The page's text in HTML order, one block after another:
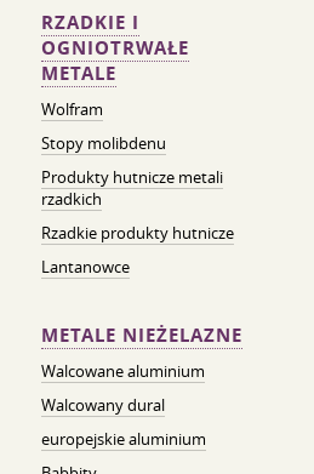
RZADKIE I
OGNIOTRWAŁE
METALE
Wolfram
Stopy molibdenu
Produkty hutnicze metali
rzadkich
Rzadkie produkty hutnicze
Lantanowce
METALE NIEŻELAZNE
Walcowane aluminium
Walcowany dural
europejskie aluminium